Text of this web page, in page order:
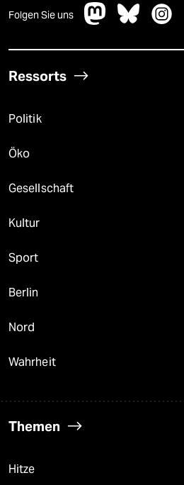
Folgen Sie uns
Ressorts
Politik
Öko
Gesellschaft
Kultur
Sport
Berlin
Nord
Wahrheit
Themen
Hitze